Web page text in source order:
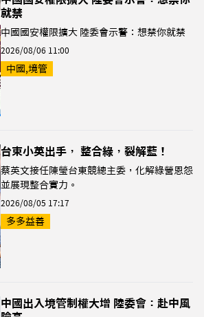
就禁
中國國安權限擴大 陸委會示警：想禁你就禁
2026/08/06 11:00
中國,境管
台東小英出手， 整合綠，裂解藍！
蔡英文接任陳瑩台東競總主委，化解綠營恩怨
並展現整合實力。
2026/08/05 17:17
多多益善
中國出入境管制權大增 陸委會：赴中風